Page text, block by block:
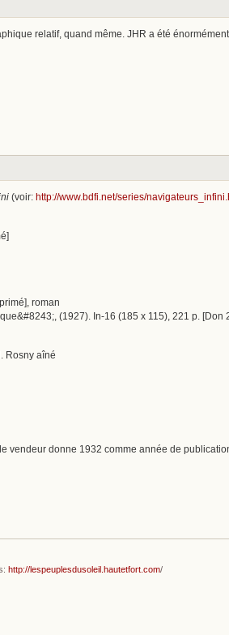
relatif, quand même. JHR a été
(voir: http://www.bdfi.net/series/
roman
(1927). In-16 (185 x 115), 221 p. [Don
Rosny aîné
vendeur donne 1932 comme année de
http://lespeuplesdusoleil.hautetfort.com/